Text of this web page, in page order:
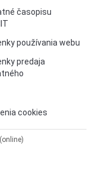
časopisu
používania webu
predaja
cookies